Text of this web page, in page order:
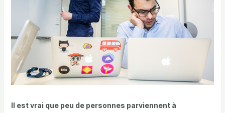
Il est vrai que peu de personnes parviennent à